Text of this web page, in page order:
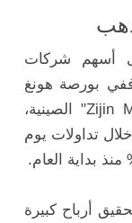
أسهم شركات
ففي بورصة هونغ
كونغ، قفز سهم شركة "Zijin Mining Group" الصينية،
إنتاج المعادن، بأكثر من 6% خلال تداولات يوم
أرباح كبيرة